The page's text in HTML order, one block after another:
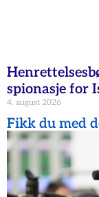
spionasje for
4. august 2026
Fikk du med